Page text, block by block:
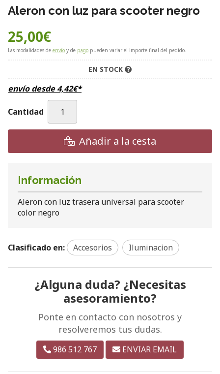
Aleron con luz para scooter negro
25,00€
Las modalidades de envío y de pago pueden variar el importe final del pedido.
EN STOCK
envío desde4,42€*
Cantidad
Añadir a la cesta
Información
Aleron con luz trasera universal para scooter
color negro
Clasificado en: Accesorios Iluminacion
¿Alguna duda? ¿Necesitas
asesoramiento?
Ponte en contacto con nosotros y
resolveremos tus dudas.
986 512 767 ENVIAR EMAIL